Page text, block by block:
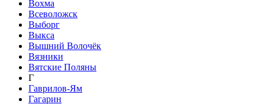
Вохма
Всеволожск
Выборг
Выкса
Вышний Волочёк
Вязники
Вятские Поляны
Г
Гаврилов-Ям
Гагарин